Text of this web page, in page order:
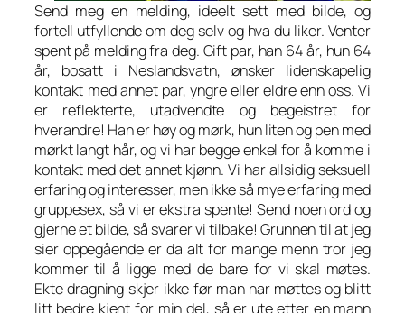
Send meg en melding, ideelt sett med bilde, og
fortell utfyllende om deg selv og hva du liker. Venter
spent på melding fra deg. Gift par, han 64 år, hun 64
år, bosatt i Neslandsvatn, ønsker lidenskapelig
kontakt med annet par, yngre eller eldre enn oss. Vi
er reflekterte, utadvendte og begeistret for
hverandre! Han er høy og mørk, hun liten og pen med
mørkt langt hår, og vi har begge enkel for å komme i
kontakt med det annet kjønn. Vi har allsidig seksuell
erfaring og interesser, men ikke så mye erfaring med
gruppesex, så vi er ekstra spente! Send noen ord og
gjerne et bilde, så svarer vi tilbake! Grunnen til at jeg
sier oppegående er da alt for mange menn tror jeg
kommer til å ligge med de bare for vi skal møtes.
Ekte dragning skjer ikke før man har møttes og blitt
litt bedre kjent for min del, så er ute etter en mann